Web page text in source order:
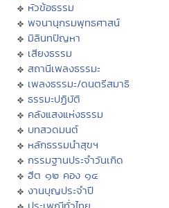
หัวข้อธรรม
พจนานุกรมพุทธศาสน์
มิลินทปัญหา
เสียงธรรม
สถานีเพลงธรรมะ
เพลงธรรมะ/ดนตรีสมาธิ
ธรรมะปฏิบัติ
คลังแสงแห่งธรรม
บทสวดมนต์
หลักธรรมนำสุขฯ
กรรมฐานประจำวันเกิด
ฮีต ๑๒ คอง ๑๔
งานบุญประจำปี